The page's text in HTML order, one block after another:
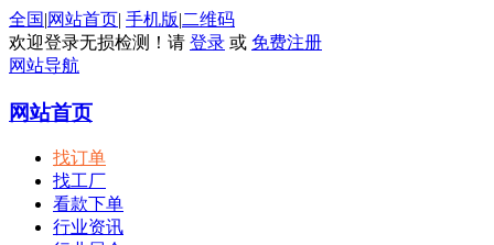
全国|网站首页| 手机版|二维码
欢迎登录无损检测！请 登录 或 免费注册
网站导航
网站首页
找订单
找工厂
看款下单
行业资讯